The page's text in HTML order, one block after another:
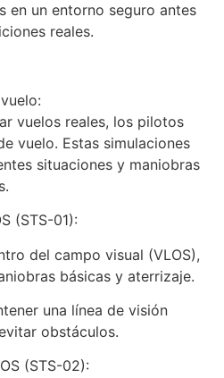
en un entorno seguro antes
reales.
vuelos reales, los pilotos
vuelo. Estas simulaciones
situaciones y maniobras
(STS-01):
del campo visual (VLOS),
básicas y aterrizaje.
una línea de visión
obstáculos.
(STS-02):